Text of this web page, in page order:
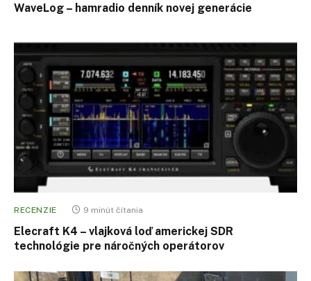
WaveLog – hamradio denník novej generácie
RECENZIE 9 minút čítania
Elecraft K4 – vlajková loď americkej SDR
technológie pre náročných operátorov